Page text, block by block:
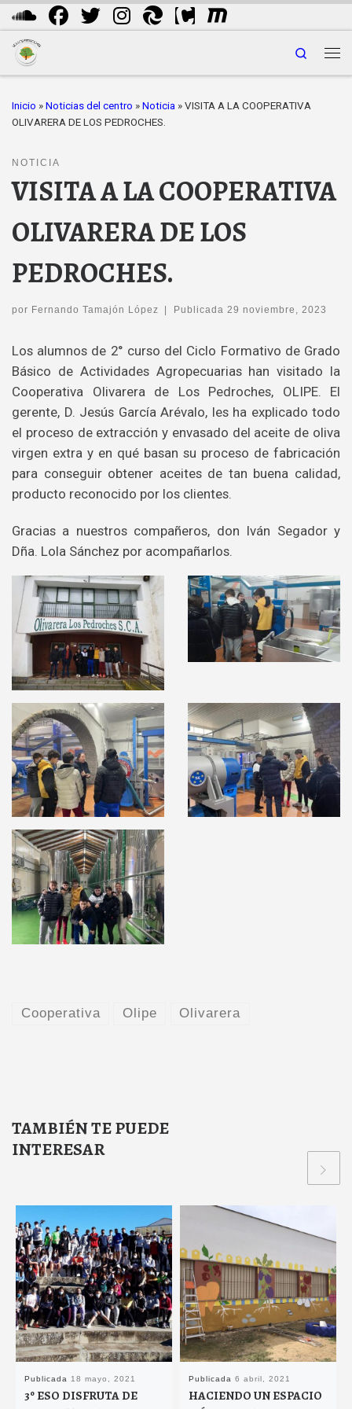
Saltar al contenido
Search
Inicio » Noticias del centro » Noticia » VISITA A LA COOPERATIVA
OLIVARERA DE LOS PEDROCHES.
NOTICIA
VISITA A LA COOPERATIVA
OLIVARERA DE LOS
PEDROCHES.
por Fernando Tamajón López Publicada 29 noviembre, 2023
Los alumnos de 2° curso del Ciclo Formativo de Grado
Básico de Actividades Agropecuarias han visitado la
Cooperativa Olivarera de Los Pedroches, OLIPE. El
gerente, D. Jesús García Arévalo, les ha explicado todo
el proceso de extracción y envasado del aceite de oliva
virgen extra y en qué basan su proceso de fabricación
para conseguir obtener aceites de tan buena calidad,
producto reconocido por los clientes.
Gracias a nuestros compañeros, don Iván Segador y
Dña. Lola Sánchez por acompañarlos.
Cooperativa Olipe Olivarera
TAMBIÉN TE PUEDE
INTERESAR
Publicada 18 mayo, 2021
3º ESO DISFRUTA DE
Publicada 6 abril, 2021
HACIENDO UN ESPACIO